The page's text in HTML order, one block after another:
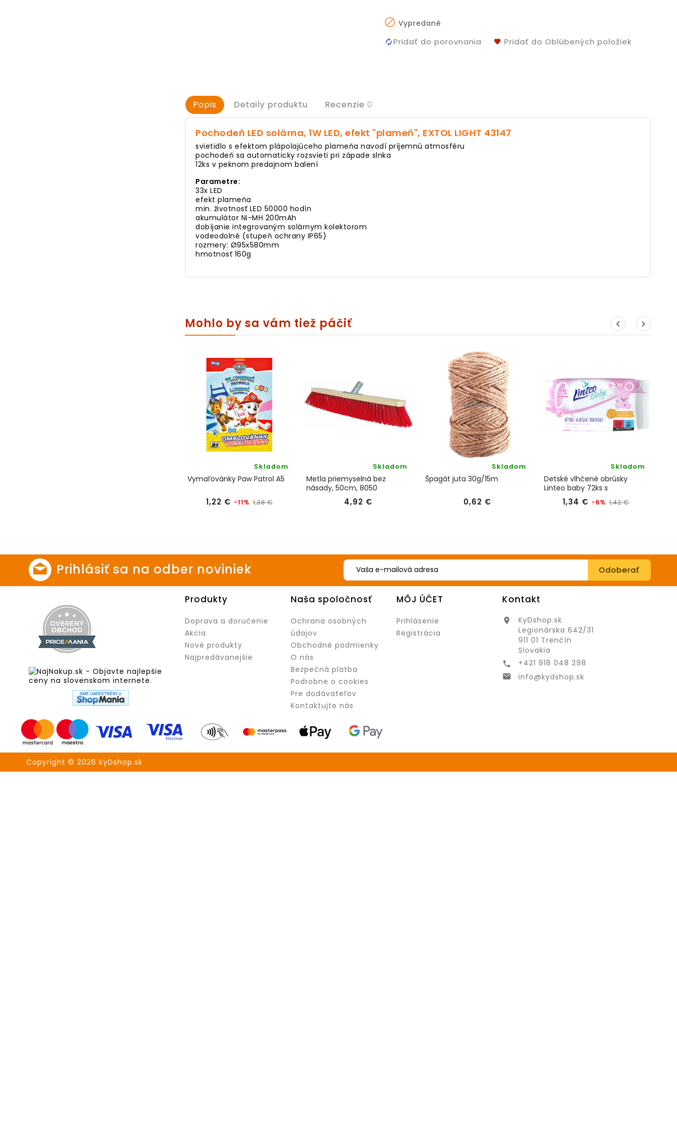
 Vypredané
Pridať do porovnania Pridať do Oblúbených položiek
Popis Detaily produktu Recenzie 0
Pochodeň LED solárna, 1W LED, efekt "plameň", EXTOL LIGHT 43147
svietidlo s efektom plápolajúceho plameňa navodí príjemnú atmosféru
pochodeň sa automaticky rozsvieti pri západe slnka
12ks v peknom predajnom balení
Parametre:
33x LED
efekt plameňa
min. životnosť LED 50000 hodín
akumulátor Ni-MH 200mAh
dobíjanie integrovaným solárnym kolektorom
vodeodolné (stupeň ochrany IP65)
rozmery: Ø95x580mm
hmotnosť 160g
Mohlo by sa vám tiež páčiť
Vymaľovánky Paw Patrol A5
1,22 € Bežná
-11% 1,38 €
Skladom
Cena
Metla priemyselná bez
násady, 50cm, 8050
4,92 €
Skladom
Špagát juta 30g/15m
0,62 €
Skladom
Cena
Detské vlhčené obrúsky
Linteo baby 72ks s
nechtíkom lekárskym
1,34 € Bežná
-6% 1,42 €
Skladom
Cena
Prihlásiť sa na odber noviniek
Produkty
Doprava a doručenie
Akcia
Nové produkty
Najpredávanejšie
Naša spoločnosť
Ochrana osobných
údajov
Obchodné podmienky
O nás
Bezpečná platba
Podrobne o cookies
Pre dodávateľov
Kontaktujte nás
MÔJ ÚČET
Prihlásenie
Registrácia
Kontakt

KyDshop.sk
Legionárska 642/31
911 01 Trenčín
Slovakia
 +421 918 048 298
 info@kydshop.sk
Copyright © 2026 KyDshop.sk